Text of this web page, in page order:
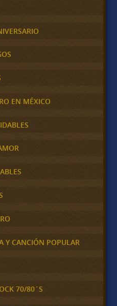
EN MÉXICO
Y CANCIÓN POPULAR
70/80´S